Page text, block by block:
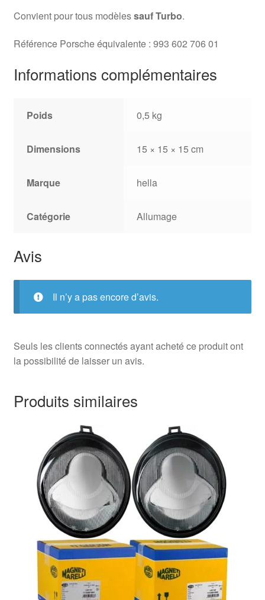
Convient pour tous modèlessauf Turbo.
Référence Porsche équivalente : 993 602 706 01
Informations complémentaires
Poids 0,5 kg
Dimensions 15 × 15 × 15 cm
Marque hella
Catégorie Allumage
Avis
Il n’y a pas encore d’avis.
Seuls les clients connectés ayant acheté ce produit ont
la possibilité de laisser un avis.
Produits similaires